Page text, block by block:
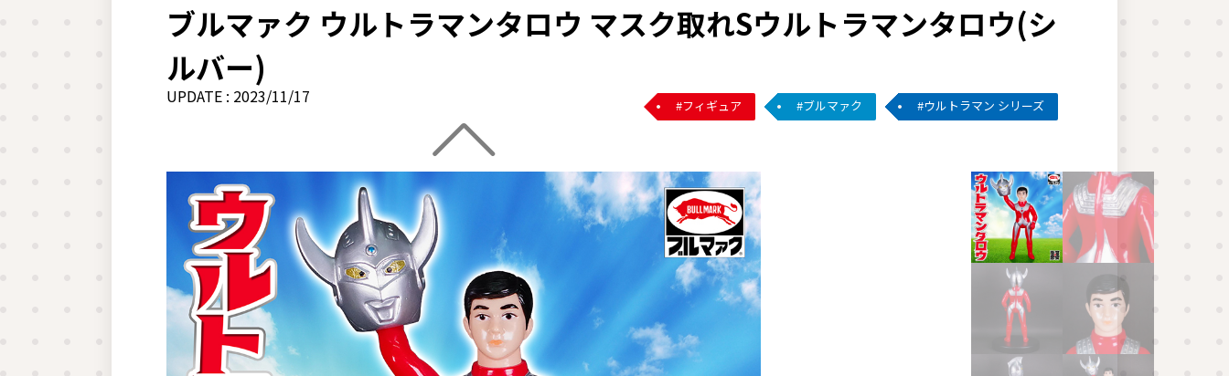
ブルマァク ウルトラマンタロウ マスク取れSウルトラマンタロウ(シ
ルバー)
UPDATE : 2023/11/17 フィギュア ブルマァク ウルトラマン シリーズ